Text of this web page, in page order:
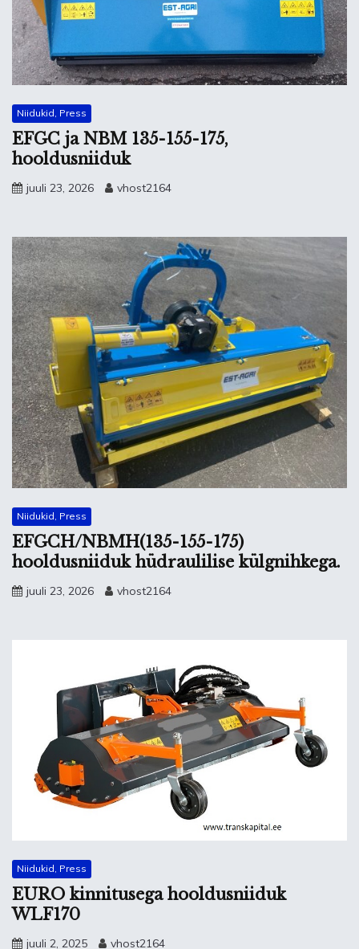
Niidukid, Press
EFGC ja NBM 135-155-175,
hooldusniiduk
juuli 23, 2026 vhost2164
Niidukid, Press
EFGCH/NBMH(135-155-175)
hooldusniiduk hüdraulilise külgnihkega.
juuli 23, 2026 vhost2164
Niidukid, Press
EURO kinnitusega hooldusniiduk
WLF170
juuli 2, 2025 vhost2164